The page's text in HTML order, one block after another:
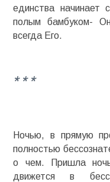
единства начинает
полым бамбуком-
всегда Его.
* * *
Ночью, в прямую
полностью
о чем. Пришла
движется в